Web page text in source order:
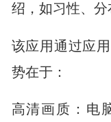
绍，如习性、分
该应用通过应
势在于：
高清画质：电